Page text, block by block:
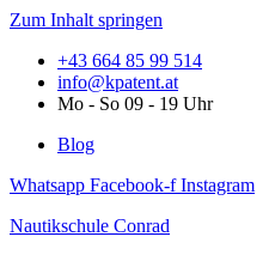
Zum Inhalt springen
+43 664 85 99 514
info@kpatent.at
Mo - So 09 - 19 Uhr
Blog
Whatsapp Facebook-f Instagram
Nautikschule Conrad